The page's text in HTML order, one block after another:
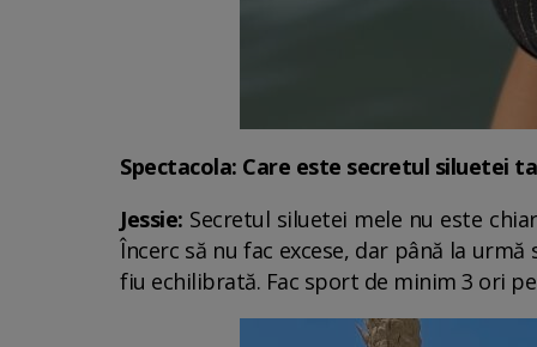
Spectacola: Care este secretul siluetei
Jessie: Secretul siluetei mele nu este
Încerc să nu fac excese, dar până la
fiu echilibrată. Fac sport de minim 3 ori